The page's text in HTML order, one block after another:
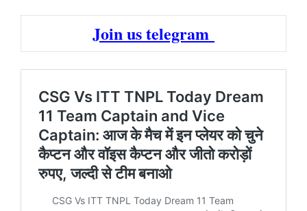
Join us telegram